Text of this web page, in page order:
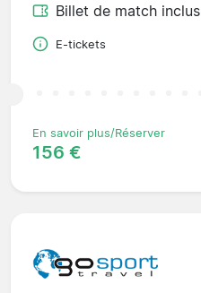
Billet de match inclus
E-tickets
En savoir plus/Réserver
156 €